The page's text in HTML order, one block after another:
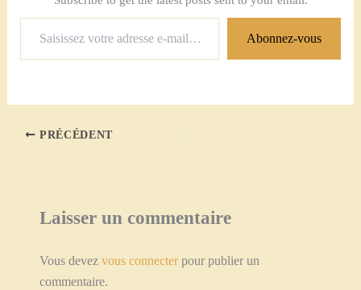
votre
adresse
Abonnez-vous
PRÉCÉDENT
Laisser un commentaire
Vous devez vous connecterpour publier un
commentaire.